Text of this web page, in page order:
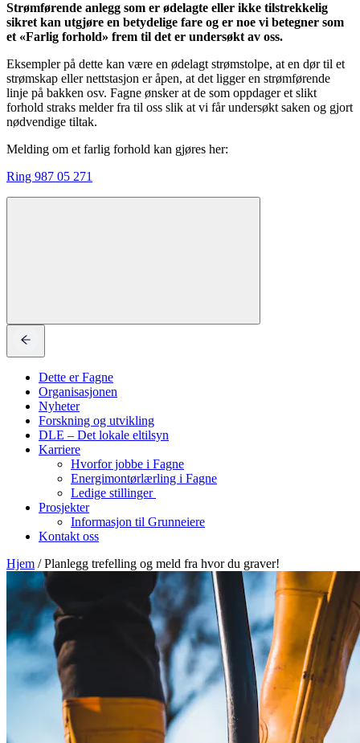
Strømførende anlegg som er ødelagte eller ikke tilstrekkelig
sikret kan utgjøre en betydelige fare og er noe vi betegner som
et «Farlig forhold» frem til det er undersøkt av oss.
Eksempler på dette kan være en ødelagt strømstolpe, at en dør til et
strømskap eller nettstasjon er åpen, at det ligger en strømførende
linje på bakken osv. Fagne ønsker at de som oppdager et slikt
forhold straks melder fra til oss slik at vi får undersøkt saken og gjort
nødvendige tiltak.
Melding om et farlig forhold kan gjøres her:
Ring 987 05 271
Dette er Fagne
Organisasjonen
Nyheter
Forskning og utvikling
DLE – Det lokale eltilsyn
Karriere
Hvorfor jobbe i Fagne
Energimontørlærling i Fagne
Ledige stillinger
Prosjekter
Informasjon til Grunneiere
Kontakt oss
Hjem /Planlegg trefelling og meld fra hvor du graver!